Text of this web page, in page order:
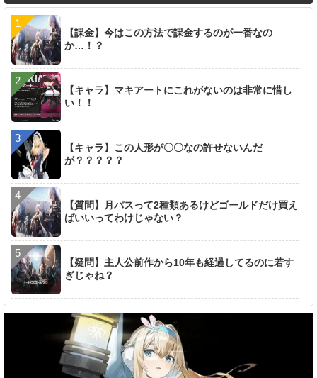
【課金】今はこの方法で課金するのが一番なの
か…！？
【キャラ】マキアートにこれがないのは非常に惜し
い！！
【キャラ】この人形が〇〇なの許せないんだ
が？？？？？
【質問】月パスって2種類あるけどゴールドだけ買え
ばいいってわけじゃない？
【疑問】主人公前作から10年も経過してるのに若す
ぎじゃね？